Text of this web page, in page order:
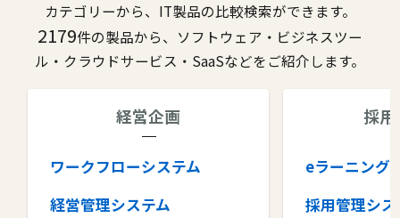
カテゴリーから、IT製品の比較検索ができます。
2179件の製品から、ソフトウェア・ビジネスツー
ル・クラウドサービス・SaaSなどをご紹介します。
経営企画
ワークフローシステム
経営管理システム
採
eラーニング
採用管理シス